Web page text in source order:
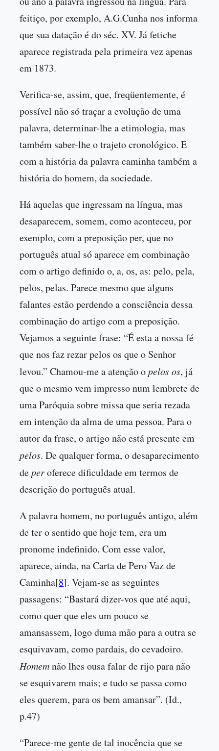
feitiço, por exemplo, A.G.Cunha nos informa
que sua datação é do séc. XV. Já fetiche
aparece registrada pela primeira vez apenas
em 1873.
Verifica-se, assim, que, freqüentemente, é
possível não só traçar a evolução de uma
palavra, determinar-lhe a etimologia, mas
também saber-lhe o trajeto cronológico. E
com a história da palavra caminha também a
história do homem, da sociedade.
Há aquelas que ingressam na língua, mas
desaparecem, somem, como aconteceu, por
exemplo, com a preposição per, que no
português atual só aparece em combinação
com o artigo definido o, a, os, as: pelo, pela,
pelos, pelas. Parece mesmo que alguns
falantes estão perdendo a consciência dessa
combinação do artigo com a preposição.
Vejamos a seguinte frase: “É esta a nossa fé
que nos faz rezar pelos os que o Senhor
levou.” Chamou-me a atenção opelos os, já
que o mesmo vem impresso num lembrete de
uma Paróquia sobre missa que seria rezada
em intenção da alma de uma pessoa. Para o
autor da frase, o artigo não está presente em
pelos. De qualquer forma, o desaparecimento
deperoferece dificuldade em termos de
descrição do português atual.
A palavra homem, no português antigo, além
de ter o sentido que hoje tem, era um
pronome indefinido. Com esse valor,
aparece, ainda, na Carta de Pero Vaz de
Caminha[8]. Vejam-se as seguintes
passagens: “Bastará dizer-vos que até aqui,
como quer que eles um pouco se
amansassem, logo duma mão para a outra se
esquivavam, como pardais, do cevadoiro.
Homemnão lhes ousa falar de rijo para não
se esquivarem mais; e tudo se passa como
eles querem, para os bem amansar”. (Id.,
p.47)
“Parece-me gente de tal inocência que se